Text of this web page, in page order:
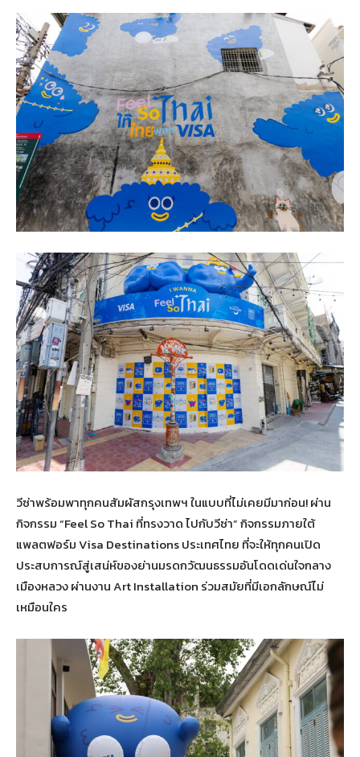
วีซ่าพร้อมพาทุกคนสัมผัสกรุงเทพฯ ในแบบที่ไม่เคยมีมาก่อน! ผ่าน
กิจกรรม “Feel So Thai ที่ทรงวาด ไปกับวีซ่า” กิจกรรมภายใต้
แพลตฟอร์ม Visa Destinations ประเทศไทย ที่จะให้ทุกคนเปิด
ประสบการณ์สู่เสน่ห์ของย่านมรดกวัฒนธรรมอันโดดเด่นใจกลาง
เมืองหลวง ผ่านงาน Art Installation ร่วมสมัยที่มีเอกลักษณ์ไม่
เหมือนใคร